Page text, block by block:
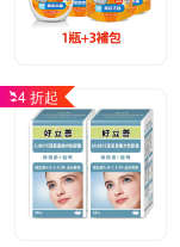
4 折起